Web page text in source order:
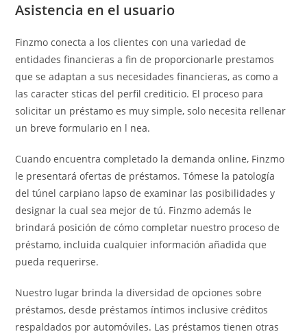
Asistencia en el usuario
Finzmo conecta a los clientes con una variedad de
entidades financieras a fin de proporcionarle prestamos
que se adaptan a sus necesidades financieras, ascomo a
las caractersticas del perfil crediticio. El proceso para
solicitar un préstamo es muy simple, solo necesita rellenar
un breve formulario en l nea.
Cuando encuentra completado la demanda online, Finzmo
le presentará ofertas de préstamos. Tómese la patologí­a
del túnel carpiano lapso de examinar las posibilidades y
designar la cual sea mejor de tú. Finzmo además le
brindará posición de cómo completar nuestro proceso de
préstamo, incluida cualquier información añadida que
pueda requerirse.
Nuestro lugar brinda la diversidad de opciones sobre
préstamos, desde préstamos íntimos inclusive créditos
respaldados por automóviles. Las préstamos tienen otras